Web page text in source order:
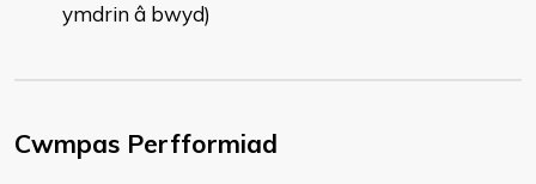
ymdrin â bwyd)
Cwmpas Perfformiad